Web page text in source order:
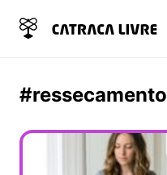
#ressecamento